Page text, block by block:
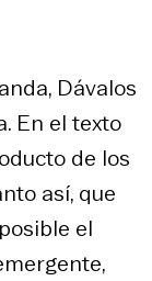
Dávalos
En el texto
de los
así, que
el